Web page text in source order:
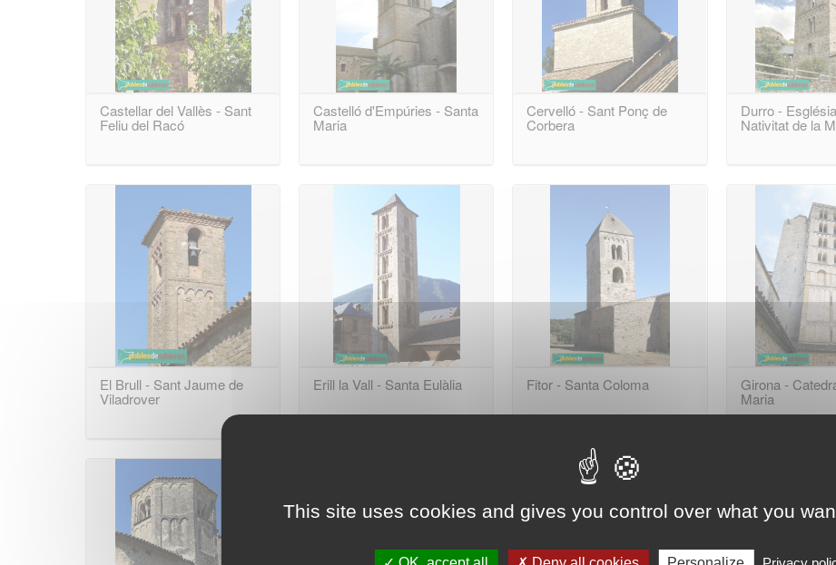
Castellar del Vallès - Sant
Feliu del Racó
El Brull - Sant Jaume de
Viladrover
Castelló d'Empúries - Santa
Maria
Erill la Vall - Santa Eulàlia
Cervelló - Sant Ponç de
Corbera
Fitor - Santa Coloma
Durro -
Nativitat de la
Girona -
Maria
This site uses cookies and gives you control over what you